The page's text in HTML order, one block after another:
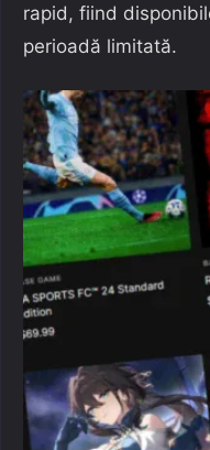
rapid, fiind
perioadă limitată.